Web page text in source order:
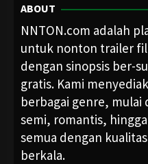
ABOUT
NNTON.com adalah
untuk nonton trailer
dengan sinopsis ber-
gratis. Kami
berbagai genre,
semi, romantis,
semua dengan
berkala.